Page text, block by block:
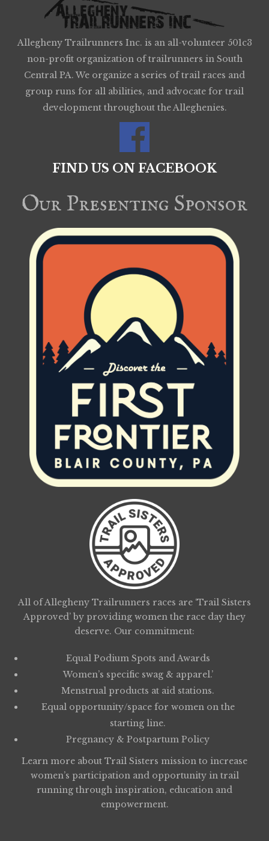
Allegheny Trailrunners Inc. is an all-volunteer 501c3
non-profit organization of trailrunners in South
Central PA. We organize a series of trail races and
group runs for all abilities, and advocate for trail
development throughout the Alleghenies.
FIND US ON FACEBOOK
Our Presenting Sponsor
All of Allegheny Trailrunners races are ‘Trail Sisters
Approved’ by providing women the race day they
deserve. Our commitment:
Equal Podium Spots and Awards
Women’s specific swag & apparel.’
Menstrual products at aid stations.
Equal opportunity/space for women on the
starting line.
Pregnancy & Postpartum Policy
Learn more about Trail Sisters mission to increase
women’s participation and opportunity in trail
running through inspiration, education and
empowerment.